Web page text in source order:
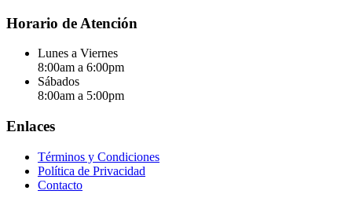
Horario de Atención
Lunes a Viernes
8:00am a 6:00pm
Sábados
8:00am a 5:00pm
Enlaces
Términos y Condiciones
Política de Privacidad
Contacto